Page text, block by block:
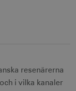
resenärerna
i vilka kanaler